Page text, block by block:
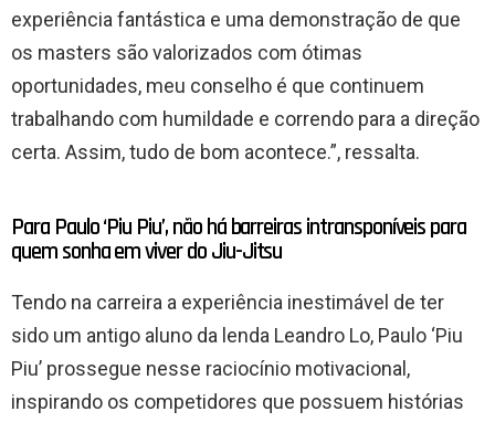
experiência fantástica e uma demonstração de que
os masters são valorizados com ótimas
oportunidades, meu conselho é que continuem
trabalhando com humildade e correndo para a direção
certa. Assim, tudo de bom acontece.”, ressalta.
Para Paulo ‘Piu Piu’, não há barreiras intransponíveis para
quem sonha em viver do Jiu-Jitsu
Tendo na carreira a experiência inestimável de ter
sido um antigo aluno da lenda Leandro Lo, Paulo ‘Piu
Piu’ prossegue nesse raciocínio motivacional,
inspirando os competidores que possuem histórias